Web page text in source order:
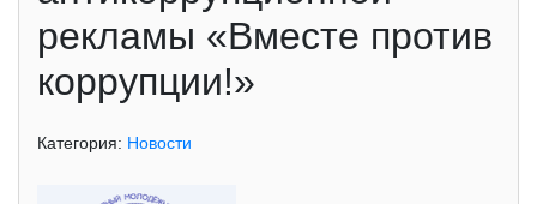
рекламы «Вместе против
коррупции!»
Категория: Новости